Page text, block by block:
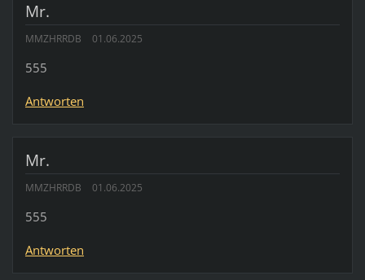
Mr.
MMZHRRDB 01.06.2025
555
Antworten
Mr.
MMZHRRDB 01.06.2025
555
Antworten